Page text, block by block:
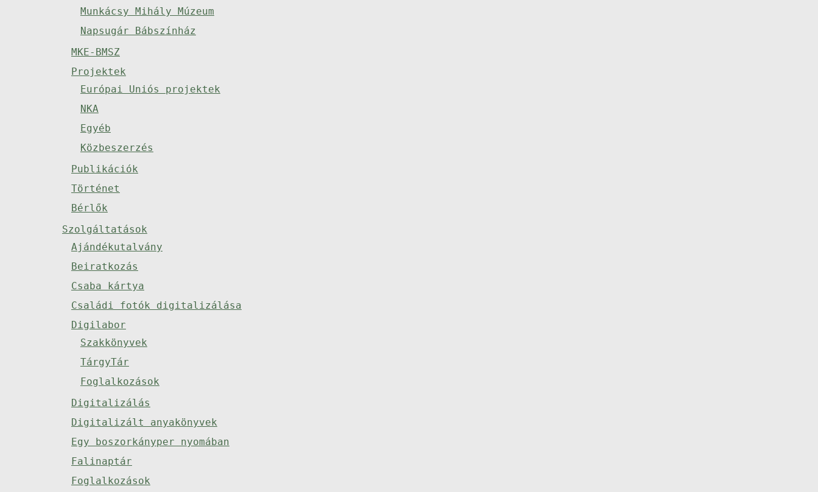
Munkácsy Mihály Múzeum
Napsugár Bábszínház
MKE-BMSZ
Projektek
Európai Uniós projektek
NKA
Egyéb
Közbeszerzés
Publikációk
Történet
Bérlők
Szolgáltatások
Ajándékutalvány
Beiratkozás
Csaba kártya
Családi fotók digitalizálása
Digilabor
Szakkönyvek
TárgyTár
Foglalkozások
Digitalizálás
Digitalizált anyakönyvek
Egy boszorkányper nyomában
Falinaptár
Foglalkozások